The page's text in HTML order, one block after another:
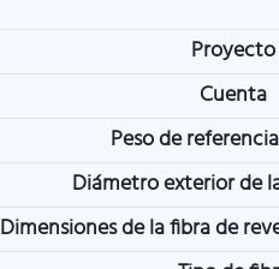
Proyecto
Cuenta
Peso de
Diámetro exterior de
Dimensiones de la fibra de